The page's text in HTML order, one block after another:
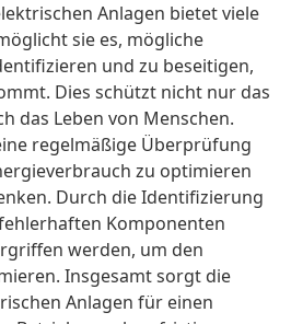
Anlagen bietet viele
sie es, mögliche
und zu beseitigen,
Dies schützt nicht nur das
das Leben von Menschen.
regelmäßige Überprüfung
zu optimieren
Durch die Identifizierung
Komponenten
werden, um den
Insgesamt sorgt die
Anlagen für einen